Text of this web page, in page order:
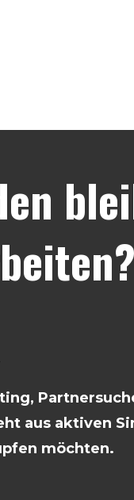
aus aktiven
möchten.